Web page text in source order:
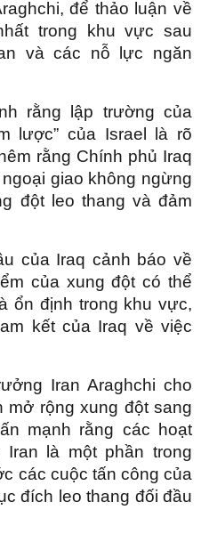
để thảo luận về
trong khu vực sau
và các nỗ lực ngăn
rằng lập trường của
lược” của Israel là rõ
rằng Chính phủ Iraq
giao không ngừng
đột leo thang và đảm
của Iraq cảnh báo về
của xung đột có thể
ổn định trong khu vực,
kết của Iraq về việc
Iran Araghchi cho
mở rộng xung đột sang
mạnh rằng các hoạt
là một phần trong
các cuộc tấn công của
đích leo thang đối đầu